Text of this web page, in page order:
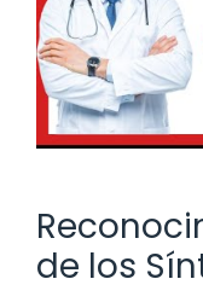
de los